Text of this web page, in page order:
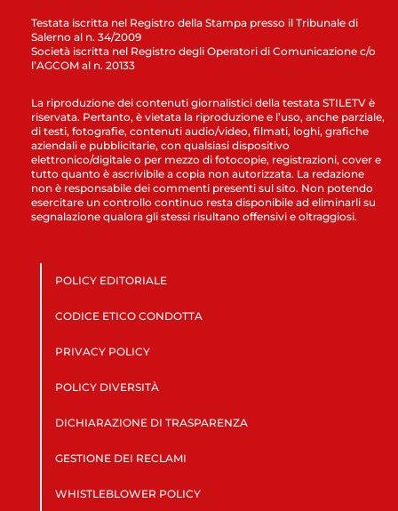
Testata iscritta nel Registro della Stampa presso il Tribunale di
Salerno al n. 34/2009
Società iscritta nel Registro degli Operatori di Comunicazione c/o
l’AGCOM al n. 20133
La riproduzione dei contenuti giornalistici della testata STILETV è
riservata. Pertanto, è vietata la riproduzione e l’uso, anche parziale,
di testi, fotografie, contenuti audio/video, filmati, loghi, grafiche
aziendali e pubblicitarie, con qualsiasi dispositivo
elettronico/digitale o per mezzo di fotocopie, registrazioni, cover e
tutto quanto è ascrivibile a copia non autorizzata. La redazione
non è responsabile dei commenti presenti sul sito. Non potendo
esercitare un controllo continuo resta disponibile ad eliminarli su
segnalazione qualora gli stessi risultano offensivi e oltraggiosi.
POLICY EDITORIALE
CODICE ETICO CONDOTTA
PRIVACY POLICY
POLICY DIVERSITÀ
DICHIARAZIONE DI TRASPARENZA
GESTIONE DEI RECLAMI
WHISTLEBLOWER POLICY